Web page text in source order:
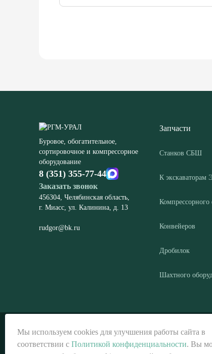
Буровое, обогатительное,
сортировочное и компрессорное
оборудование
8 (351) 355-77-44
Заказать звонок
456304, Челябинская область,
г. Миасс, ул. Калинина, д. 13
rudgor@bk.ru
Запчасти
Станков СБШ
К экскаваторам
Компрессорного
Конвейеров
Дробилок
Шахтного
© ООО «РГМ-УРАЛ», 2026
Мы используем cookies для улучшения работы сайта в
соответствии с Политикой конфиденциальности. Вы